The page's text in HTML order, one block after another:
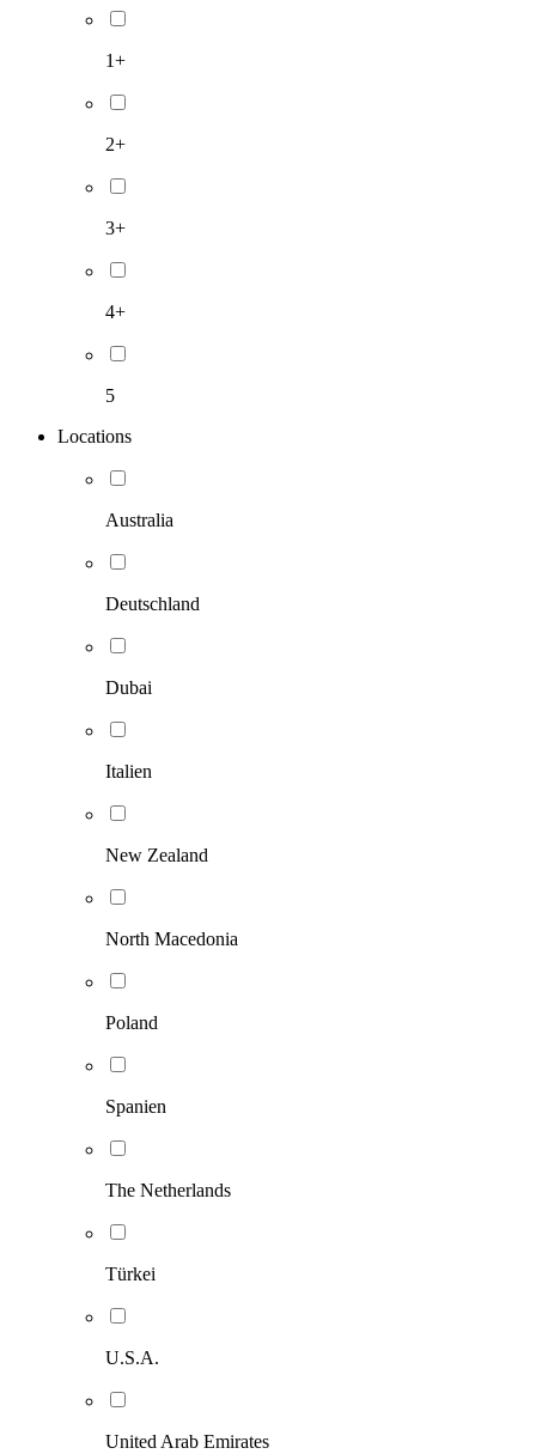
1+
2+
3+
4+
5
Locations
Australia
Deutschland
Dubai
Italien
New Zealand
North Macedonia
Poland
Spanien
The Netherlands
Türkei
U.S.A.
United Arab Emirates